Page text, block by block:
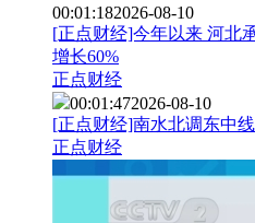
00:01:182026-08-10
[正点财经]今年以来 河北
增长60%
正点财经
00:01:472026-08-10
[正点财经]南水北调东中
正点财经